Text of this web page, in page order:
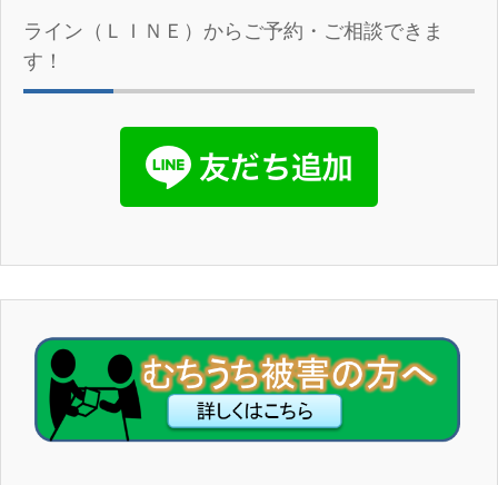
ライン（ＬＩＮＥ）からご予約・ご相談できま
す！